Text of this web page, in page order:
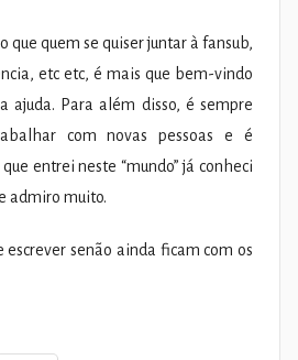
que quem se quiser juntar à fansub,
etc etc, é mais que bem-vindo
ajuda. Para além disso, é sempre
com novas pessoas e é
entrei neste “mundo” já conheci
admiro muito.
escrever senão ainda ficam com os